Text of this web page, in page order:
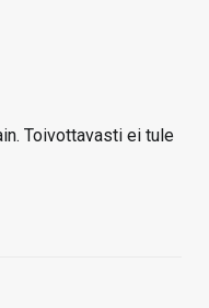
Toivottavasti ei tule